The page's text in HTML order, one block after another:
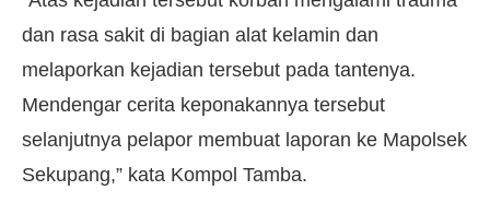
dan rasa sakit di bagian alat kelamin dan
melaporkan kejadian tersebut pada tantenya.
Mendengar cerita keponakannya tersebut
selanjutnya pelapor membuat laporan ke Mapolsek
Sekupang,” kata Kompol Tamba.